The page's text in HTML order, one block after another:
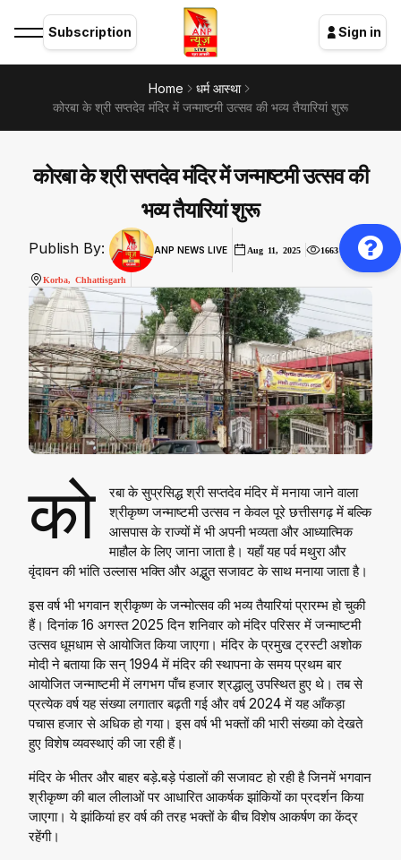
Subscription Sign in
Home
धर्म आस्था
कोरबा के श्री सप्तदेव मंदिर में जन्माष्टमी उत्सव की भव्य तैयारियां शुरू
कोरबा के श्री सप्तदेव मंदिर में जन्माष्टमी उत्सव की
भव्य तैयारियां शुरू
Publish By: ANP NEWS LIVE Aug 11, 2025 1663
Korba, Chhattisgarh
को
रबा के सुप्रसिद्ध श्री सप्तदेव मंदिर में मनाया जाने वाला
श्रीकृष्ण जन्माष्टमी उत्सव न केवल पूरे छत्तीसगढ़ में बल्कि
आसपास के राज्यों में भी अपनी भव्यता और आध्यात्मिक
माहौल के लिए जाना जाता है। यहाँ यह पर्व मथुरा और
वृंदावन की भांति उल्लास भक्ति और अद्भुत सजावट के साथ मनाया जाता है।
इस वर्ष भी भगवान श्रीकृष्ण के जन्मोत्सव की भव्य तैयारियां प्रारम्भ हो चुकी
हैं। दिनांक 16 अगस्त 2025 दिन शनिवार को मंदिर परिसर में जन्माष्टमी
उत्सव धूमधाम से आयोजित किया जाएगा। मंदिर के प्रमुख ट्रस्टी अशोक
मोदी ने बताया कि सन् 1994 में मंदिर की स्थापना के समय प्रथम बार
आयोजित जन्माष्टमी में लगभग पाँच हजार श्रद्धालु उपस्थित हुए थे। तब से
प्रत्येक वर्ष यह संख्या लगातार बढ़ती गई और वर्ष 2024 में यह आँकड़ा
पचास हजार से अधिक हो गया। इस वर्ष भी भक्तों की भारी संख्या को देखते
हुए विशेष व्यवस्थाएं की जा रही हैं।
मंदिर के भीतर और बाहर बड़े.बड़े पंडालों की सजावट हो रही है जिनमें भगवान
श्रीकृष्ण की बाल लीलाओं पर आधारित आकर्षक झांकियों का प्रदर्शन किया
जाएगा। ये झांकियां हर वर्ष की तरह भक्तों के बीच विशेष आकर्षण का केंद्र
रहेंगी।